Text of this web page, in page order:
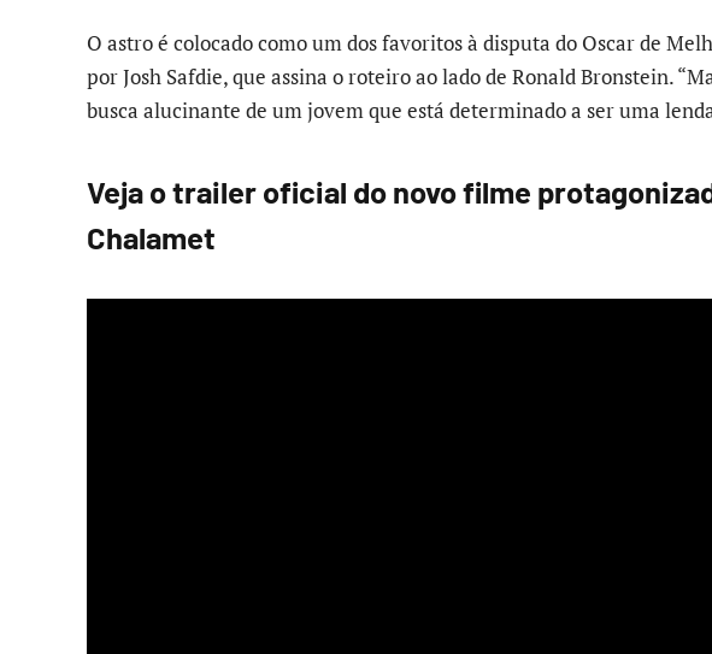
O astro é colocado como um dos favoritos à disputa do Oscar de
por Josh Safdie, que assina o roteiro ao lado de Ronald Bronstein.
busca alucinante de um jovem que está determinado a ser uma
Veja o trailer oficial do novo filme
Chalamet